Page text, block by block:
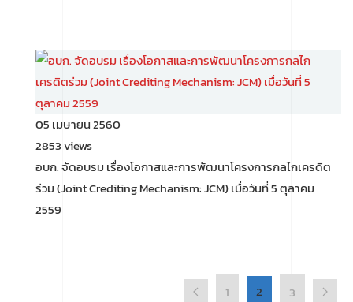
05 เมษายน 2560
2853 views
อบก. จัดอบรม เรื่องโอกาสและการพัฒนาโครงการกลไกเครดิต
ร่วม (Joint Crediting Mechanism: JCM) เมื่อวันที่ 5 ตุลาคม
2559
1 2 3